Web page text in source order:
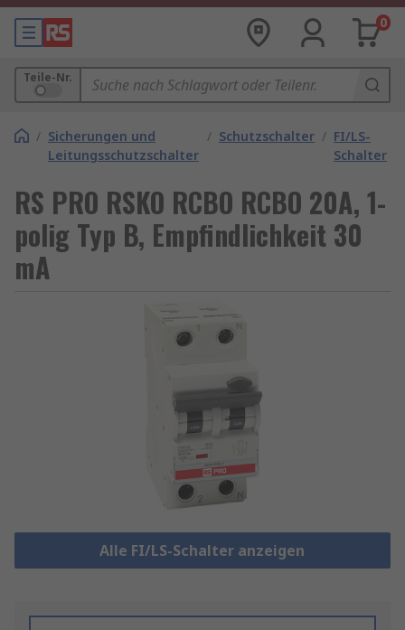
0
Teile-Nr.
/ Sicherungen und
Leitungsschutzschalter
/ Schutzschalter / FI/LS-
Schalter
RS PRO RSKO RCBO RCBO 20A, 1-
polig Typ B, Empfindlichkeit 30
mA
Alle FI/LS-Schalter anzeigen